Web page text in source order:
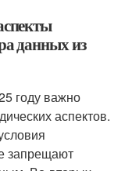
данных из
году важно
аспектов.
запрещают